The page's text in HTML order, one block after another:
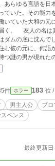
あらゆる言語を日
ていた。その能力
いていた大和の元
く。 友人の名は
ダムの底に沈んで
む彼の元に、何語
つ謎の男が現れ
ば話せるだろうと
件 ホラー 183 位
男主人公 ブ
ペンス
最終更新